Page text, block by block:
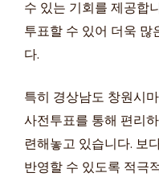
수 있는 기회를 제공합
투표할 수 있어 더욱 많
다.
특히 경상남도 창원시
사전투표를 통해 편리
련해놓고 있습니다. 보
반영할 수 있도록 적극